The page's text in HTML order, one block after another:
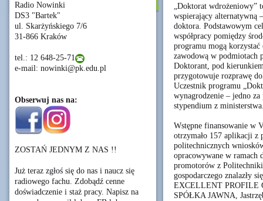
Radio Nowinki
DS3 "Bartek"
ul. Skarżyńskiego 7/6
31-866 Kraków
tel.: 12 648-25-71
e-mail: nowinki@pk.edu.pl
Obserwuj nas na:
ZOSTAŃ JEDNYM Z NAS !!
Już teraz zgłoś się do nas i naucz się
radiowego fachu. Zdobądź cenne
doświadczenie i staż pracy. Napisz na
„Doktorat wdrożeniowy”
wspierający alternatywną
doktora. Podstawowym
współpracy pomiędzy
programu mogą korzystać
zawodową w podmiotach
Doktorant, pod
przygotowuje rozprawę
Uczestnik programu
wynagrodzenie – jedno
stypendium z
Wstępne finansowanie w
otrzymało 157 aplikacji z
politechnicznych
opracowywane w ramach
promotorów z
gospodarczego znalazły
EXCELLENT PROFILE
SPÓŁKA JAWNA,